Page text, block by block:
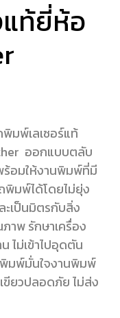
ท้ยี่ห้อ
มพ์เลเซอร์แท้
ออกแบบตลับ
ร้อมให้งานพิมพ์ที่มี
พิมพ์ได้โดยไม่ยุ่ง
ะเป็นมิตรกับสิ่ง
าพ รักษาเครื่อง
ไม่เข้าไปอุดตัน
พิมพ์มั่นใจงานพิมพ์
ขียวปลอดภัย ไม่ส่ง